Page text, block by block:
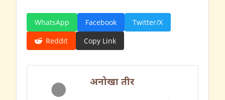
WhatsApp Facebook
Twitter/X
Reddit
Copy Link
अनोखा तीर